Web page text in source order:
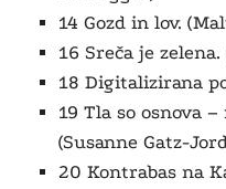
14 Gozd in lov.
16 Sreča je
18 Digitalizirana
19 Tla so osnova
(Susanne Gatz-
20 Kontrabas na